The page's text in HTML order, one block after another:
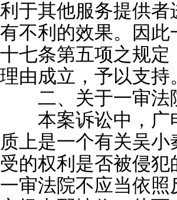
利于其他服务提供
有不利的效果。因
十七条第五项之规
理由成立，予以支持
二、关于一审法
本案诉讼中，广
质上是一个有关吴
受的权利是否被侵
一审法院不应当依